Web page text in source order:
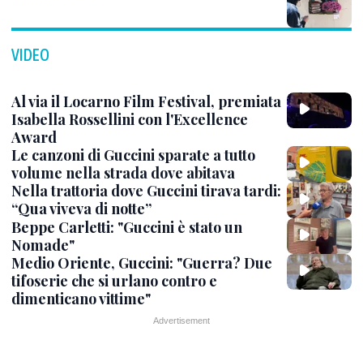
VIDEO
Al via il Locarno Film Festival, premiata
Isabella Rossellini con l'Excellence
Award
Le canzoni di Guccini sparate a tutto
volume nella strada dove abitava
Nella trattoria dove Guccini tirava tardi:
“Qua viveva di notte”
Beppe Carletti: "Guccini è stato un
Nomade"
Medio Oriente, Guccini: "Guerra? Due
tifoserie che si urlano contro e
dimenticano vittime"